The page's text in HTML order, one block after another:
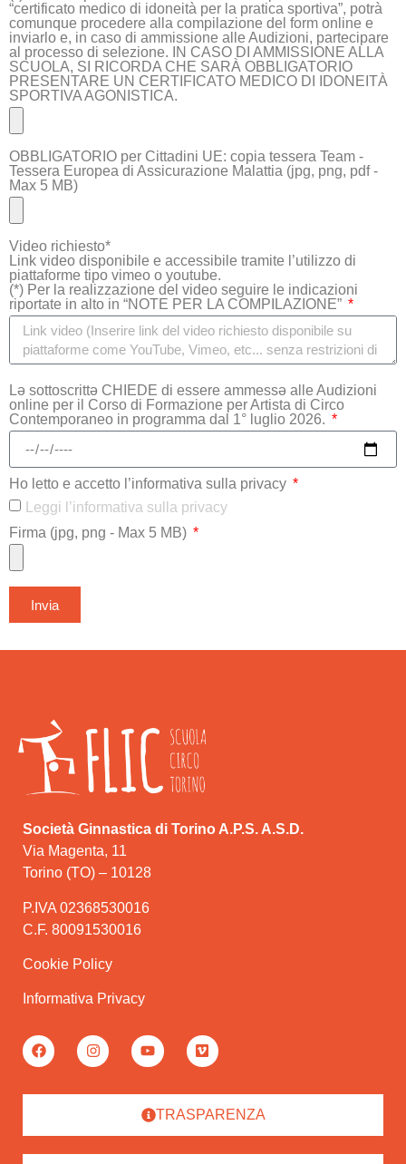
“certificato medico di idoneità per la pratica sportiva”, potrà
comunque procedere alla compilazione del form online e
inviarlo e, in caso di ammissione alle Audizioni, partecipare
al processo di selezione. IN CASO DI AMMISSIONE ALLA
SCUOLA, SI RICORDA CHE SARÀ OBBLIGATORIO
PRESENTARE UN CERTIFICATO MEDICO DI IDONEITÀ
SPORTIVA AGONISTICA.
OBBLIGATORIO per Cittadini UE: copia tessera Team -
Tessera Europea di Assicurazione Malattia (jpg, png, pdf -
Max 5 MB)
Video richiesto*
Link video disponibile e accessibile tramite l’utilizzo di
piattaforme tipo vimeo o youtube.
(*) Per la realizzazione del video seguire le indicazioni
riportate in alto in “NOTE PER LA COMPILAZIONE”
Lə sottoscrittə CHIEDE di essere ammessə alle Audizioni
online per il Corso di Formazione per Artista di Circo
Contemporaneo in programma dal 1° luglio 2026.
Ho letto e accetto l’informativa sulla privacy
Leggi l’informativa sulla privacy
Firma (jpg, png - Max 5 MB)
Invia
Società Ginnastica di Torino A.P.S. A.S.D.
Via Magenta, 11
Torino (TO) – 10128
P.IVA 02368530016
C.F. 80091530016
Cookie Policy
Informativa Privacy
TRASPARENZA